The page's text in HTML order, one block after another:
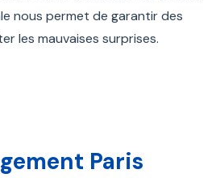
nous permet de garantir des
les mauvaises surprises.
Paris